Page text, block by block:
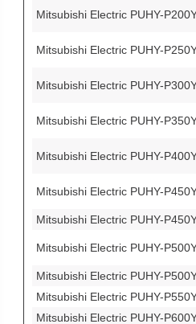
Mitsubishi Electric PUHY-
Mitsubishi Electric PUHY-
Mitsubishi Electric PUHY-
Mitsubishi Electric PUHY-
Mitsubishi Electric PUHY-
Mitsubishi Electric PUHY-
Mitsubishi Electric PUHY-
Mitsubishi Electric PUHY-
Mitsubishi Electric PUHY-
Mitsubishi Electric PUHY-
Mitsubishi Electric PUHY-